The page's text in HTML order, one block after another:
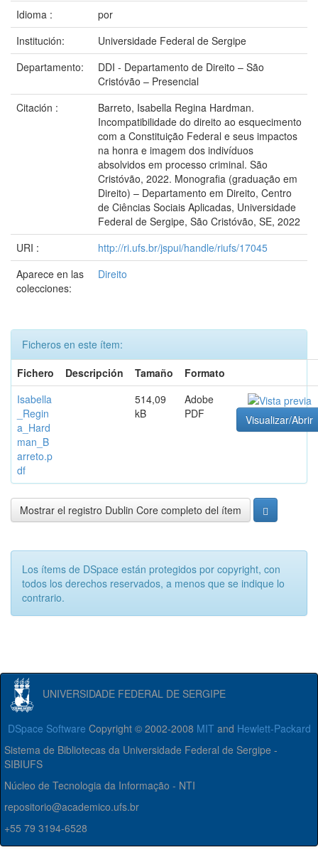
Idioma :
por
Institución:
Universidade Federal de Sergipe
Departamento:
DDI - Departamento de Direito – São
Cristóvão – Presencial
Citación :
Barreto, Isabella Regina Hardman.
Incompatibilidade do direito ao esquecimento
com a Constituição Federal e seus impactos
na honra e imagem dos indivíduos
absolvidos em processo criminal. São
Cristóvão, 2022. Monografia (graduação em
Direito) – Departamento em Direito, Centro
de Ciências Sociais Aplicadas, Universidade
Federal de Sergipe, São Cristóvão, SE, 2022
URI :
http://ri.ufs.br/jspui/handle/riufs/17045
Aparece en las
colecciones:
Direito
Ficheros en este ítem:
Fichero
Descripción Tamaño
Formato
Isabella
_Regin
a_Hard
man_B
arreto.p
df
514,09
kB
Adobe
PDF
Visualizar/Abrir
Mostrar el registro Dublin Core completo del ítem
Los ítems de DSpace están protegidos por copyright, con
todos los derechos reservados, a menos que se indique lo
contrario.
UNIVERSIDADE FEDERAL DE SERGIPE
DSpace Software Copyright © 2002-2008 MIT and Hewlett-Packard
Sistema de Bibliotecas da Universidade Federal de Sergipe -
SIBIUFS
Núcleo de Tecnologia da Informação - NTI
repositorio@academico.ufs.br
+55 79 3194-6528